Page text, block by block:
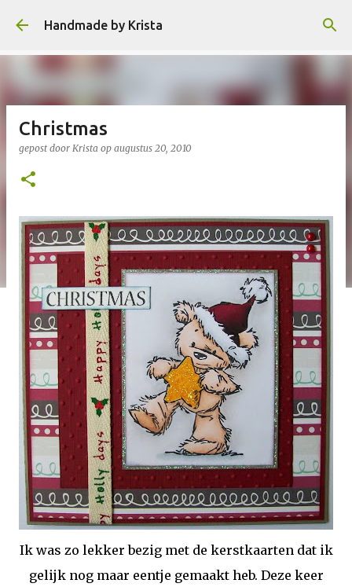
Doorgaan naar hoofdcontent
Handmade by Krista
Christmas
gepost door Krista op augustus 20, 2010
Ik was zo lekker bezig met de kerstkaarten dat ik
gelijk nog maar eentje gemaakt heb. Deze keer